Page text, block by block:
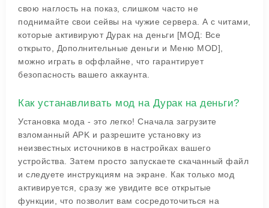
свою наглость на показ, слишком часто не
поднимайте свои сейвы на чужие сервера. А с читами,
которые активируют Дурак на деньги [МОД: Все
открыто, Дополнительные деньги и Меню MOD]
можно играть в оффлайне, что гарантирует
безопасность вашего аккаунта.
Как устанавливать мод на Дурак на деньги?
Установка мода - это легко! Сначала загрузите
взломанный APK и разрешите установку из
неизвестных источников в настройках вашего
устройства. Затем просто запускаете скачанный файл
и следуете инструкциям на экране. Как только мод
активируется, сразу же увидите все открытые
функции, что позволит вам сосредоточиться на